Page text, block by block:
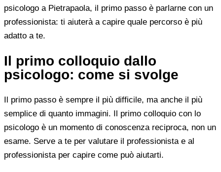
psicologo a Pietrapaola, il primo passo è parlarne con un
professionista: ti aiuterà a capire quale percorso è più
adatto a te.
Il primo colloquio dallo
psicologo: come si svolge
Il primo passo è sempre il più difficile, ma anche il più
semplice di quanto immagini. Il primo colloquio con lo
psicologo è un momento di conoscenza reciproca, non un
esame. Serve a te per valutare il professionista e al
professionista per capire come può aiutarti.